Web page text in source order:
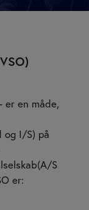
er en måde,
og I/S) på
S
er: